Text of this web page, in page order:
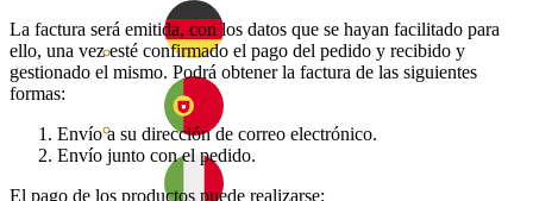
La factura será emitida, con los datos que se hayan facilitado para
ello, una vez esté confirmado el pago del pedido y recibido y
gestionado el mismo. Podrá obtener la factura de las siguientes
formas:
Envío a su dirección de correo electrónico.
Envío junto con el pedido.
El pago de los productos puede realizarse: